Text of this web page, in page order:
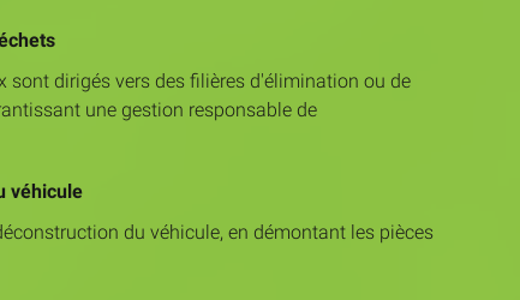
sont dirigés vers des filières d'élimination ou de
une gestion responsable de
véhicule
du véhicule, en démontant les pièces